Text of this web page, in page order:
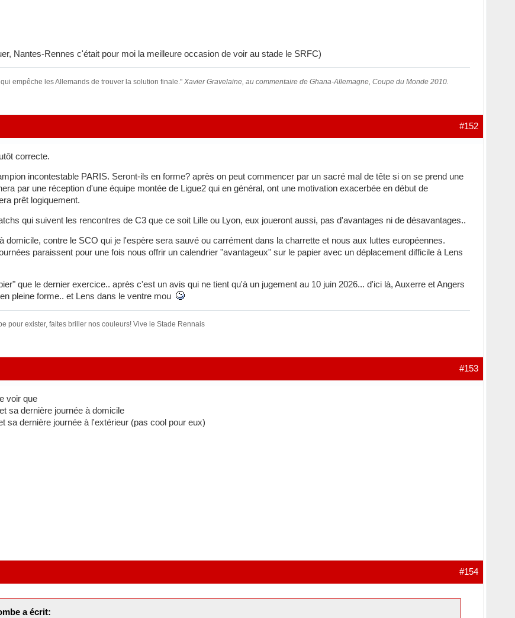
Nantes-Rennes c'était pour moi la meilleure occasion de voir au stade le SRFC)
empêche les Allemands de trouver la solution finale." Xavier Gravelaine, au commentaire de Ghana-Allemagne, Coupe du Monde 2010.
#152
correcte.
incontestable PARIS. Seront-ils en forme? après on peut commencer par un sacré mal de tête si on se prend une
par une réception d'une équipe montée de Ligue2 qui en général, ont une motivation exacerbée en début de
prêt logiquement.
qui suivent les rencontres de C3 que ce soit Lille ou Lyon, eux joueront aussi, pas d'avantages ni de désavantages..
domicile, contre le SCO qui je l'espère sera sauvé ou carrément dans la charrette et nous aux luttes européennes.
paraissent pour une fois nous offrir un calendrier "avantageux" sur le papier avec un déplacement difficile à Lens
que le dernier exercice.. après c'est un avis qui ne tient qu'à un jugement au 10 juin 2026... d'ici là, Auxerre et Angers
pleine forme.. et Lens dans le ventre mou
pour exister, faites briller nos couleurs! Vive le Stade Rennais
#153
voir que
sa dernière journée à domicile
sa dernière journée à l'extérieur (pas cool pour eux)
#154
a écrit: